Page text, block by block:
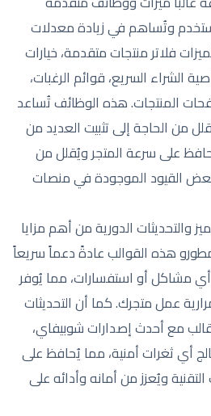
وتُساهم في زيادة معدلات
فلاتر منتجات متقدمة، خيارات
الشراء السريع، قوائم الرغبات،
المنتجات. هذه الوظائف تُساعد
من الحاجة إلى تثبيت العديد من
على سرعة المتجر ويُقلل من
بعض القيود الموجودة في منصات
والتحديثات الدورية من أهم مزايا
هذه القوالب عادةً دعماً سريعاً
مشاكل أو استفسارات، مما يُوفر
عمل متجرك. كما أن التحديثات
مع أحدث إصدارات شوبيفاي،
أي ثغرات أمنية، مما يُحافظ على
ويُعزز من أمانه وأدائه على